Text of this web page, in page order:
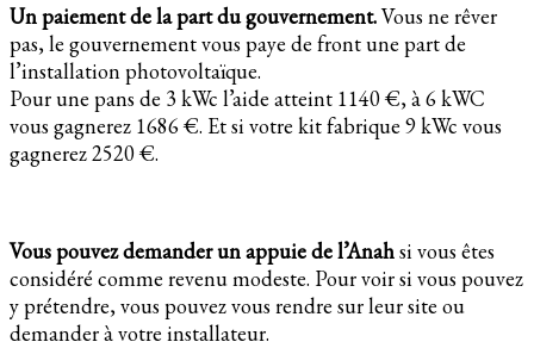
Un paiement de la part du gouvernement.Vous ne rêver
pas, le gouvernement vous paye de front une part de
l’installation photovoltaïque.
Pour une pans de 3 kWc l’aide atteint 1140 €, à 6 kWC
vous gagnerez 1686 €. Et si votre kit fabrique 9 kWc vous
gagnerez 2520 €.
Vous pouvez demander un appuie de l’Anahsi vous êtes
considéré comme revenu modeste. Pour voir si vous pouvez
y prétendre, vous pouvez vous rendre sur leur site ou
demander à votre installateur.